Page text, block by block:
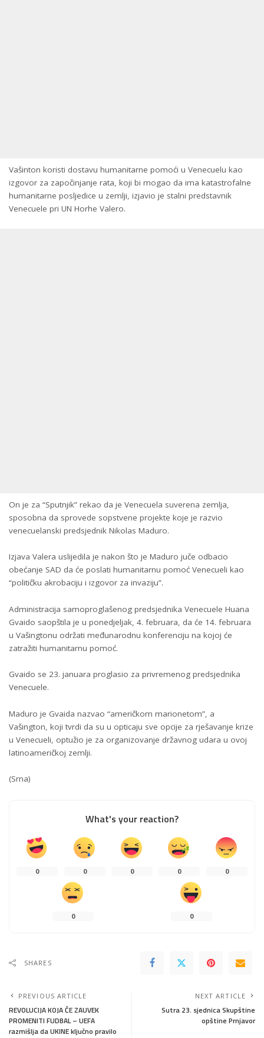
Vašinton koristi dostavu humanitarne pomoći u Venecuelu kao
izgovor za započinjanje rata, koji bi mogao da ima katastrofalne
humanitarne posljedice u zemlji, izjavio je stalni predstavnik
Venecuele pri UN Horhe Valero.
On je za “Sputnjik” rekao da je Venecuela suverena zemlja,
sposobna da sprovede sopstvene projekte koje je razvio
venecuelanski predsjednik Nikolas Maduro.
Izjava Valera uslijedila je nakon što je Maduro juče odbacio
obećanje SAD da će poslati humanitarnu pomoć Venecueli kao
“političku akrobaciju i izgovor za invaziju”.
Administracija samoproglašenog predsjednika Venecuele Huana
Gvaido saopštila je u ponedjeljak, 4. februara, da će 14. februara
u Vašingtonu održati međunarodnu konferenciju na kojoj će
zatražiti humanitarnu pomoć.
Gvaido se 23. januara proglasio za privremenog predsjednika
Venecuele.
Maduro je Gvaida nazvao “američkom marionetom”, a
Vašington, koji tvrdi da su u opticaju sve opcije za rješavanje krize
u Venecueli, optužio je za organizovanje državnog udara u ovoj
latinoameričkoj zemlji.
(Srna)
What's your reaction?
0 0 0 0 0
0 0
SHARES
PREVIOUS ARTICLE
REVOLUCIJA KOJA ĆE ZAUVEK
PROMENITI FUDBAL – UEFA
razmišlja da UKINE ključno pravilo
NEXT ARTICLE
Sutra 23. sjednica Skupštine
opštine Prnjavor